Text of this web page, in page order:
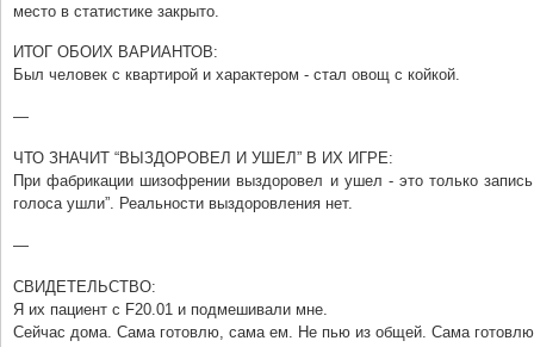
место в статистике закрыто.
ИТОГ ОБОИХ ВАРИАНТОВ:
Был человек с квартирой и характером - стал овощ с койкой.
—
ЧТО ЗНАЧИТ “ВЫЗДОРОВЕЛ И УШЕЛ” В ИХ ИГРЕ:
При фабрикации шизофрении выздоровел и ушел - это только
голоса ушли”. Реальности выздоровления нет.
—
СВИДЕТЕЛЬСТВО:
Я их пациент с F20.01 и подмешивали мне.
Сейчас дома. Сама готовлю, сама ем. Не пью из общей. Сама